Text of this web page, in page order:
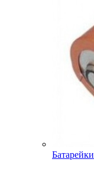
Батарейки